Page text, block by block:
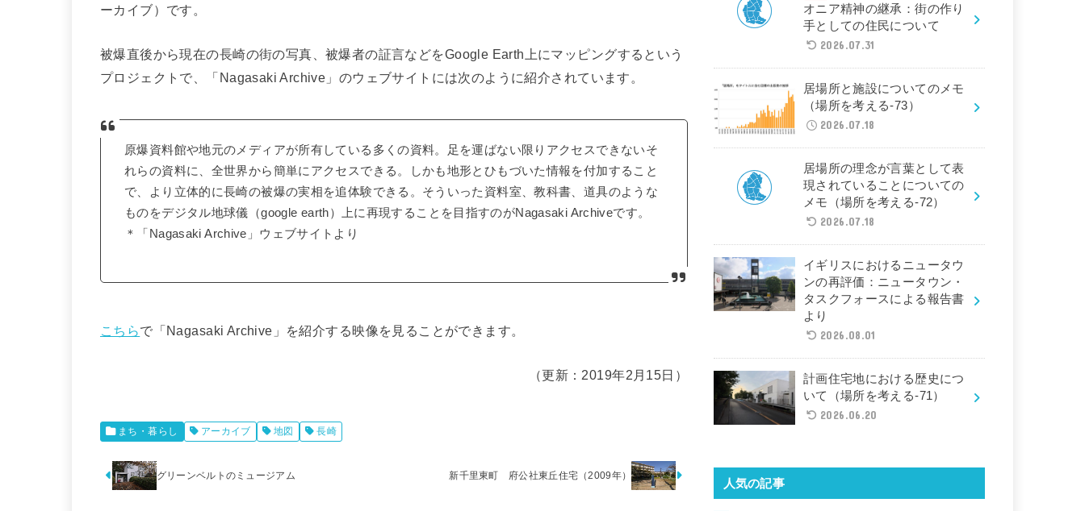
ーカイブ）です。
被爆直後から現在の長崎の街の写真、被爆者の証言などをGoogle Earth上にマッピングするという
プロジェクトで、「Nagasaki Archive」のウェブサイトには次のように紹介されています。
原爆資料館や地元のメディアが所有している多くの資料。足を運ばない限りアクセスできないそ
れらの資料に、全世界から簡単にアクセスできる。しかも地形とひもづいた情報を付加すること
で、より立体的に長崎の被爆の実相を追体験できる。そういった資料室、教科書、道具のような
ものをデジタル地球儀（google earth）上に再現することを目指すのがNagasaki Archiveです。
＊「Nagasaki Archive」ウェブサイトより
こちらで「Nagasaki Archive」を紹介する映像を見ることができます。
（更新：2019年2月15日）
まち・暮らし アーカイブ 地図 長崎
グリーンベルトのミュージアム 新千里東町 府公社東丘住宅（2009年）
オニア精神の継承：街の作り
手としての住民について
2026.07.31
居場所と施設についてのメモ
（場所を考える-73）
2026.07.18
居場所の理念が言葉として表
現されていることについての
メモ（場所を考える-72）
2026.07.18
イギリスにおけるニュータウ
ンの再評価：ニュータウン・
タスクフォースによる報告書
より
2026.08.01
計画住宅地における歴史につ
いて（場所を考える-71）
2026.06.20
人気の記事